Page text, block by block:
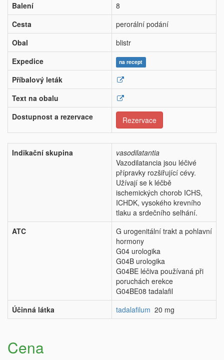
Balení
8
Cesta
perorální podání
Obal
blistr
Expedice
na recept
Příbalový leták
Text na obalu
Dostupnost a rezervace
Rezervace
Indikační skupina
vasodilatantia
Vazodilatancia jsou léčivé
přípravky rozšiřující cévy.
Užívají se k léčbě
ischemických chorob ICHS,
ICHDK, vysokého krevního
tlaku a srdečního selhání.
ATC
G urogenitální trakt a pohlavní
hormony
G04 urologika
G04B urologika
G04BE léčiva používaná při
poruchách erekce
G04BE08 tadalafil
Účinná látka
tadalafilum 20 mg
Cena